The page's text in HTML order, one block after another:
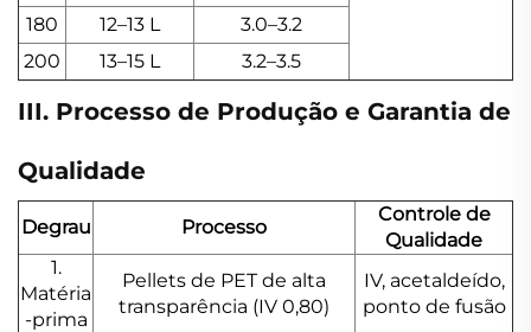
180
12–13 L
3.0–3.2
200
13–15 L 3.2–3.5
III. Processo de Produção e Garantia de
Qualidade
Degrau Processo
Controle de
Qualidade
1.
Matéria
-prima
Pellets de PET de alta
transparência (IV 0,80)
IV, acetaldeído,
ponto de fusão